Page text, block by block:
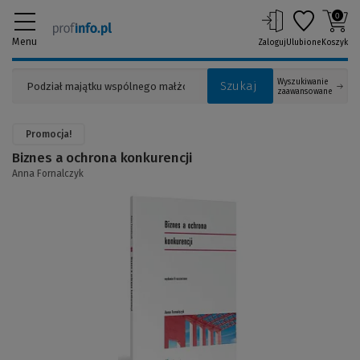
Menu
Szukaj
Wyszukiwanie
zaawansowane
ZalogujUlubione
0
Koszyk
Promocja!
Biznes a ochrona konkurencji
Anna Fornalczyk